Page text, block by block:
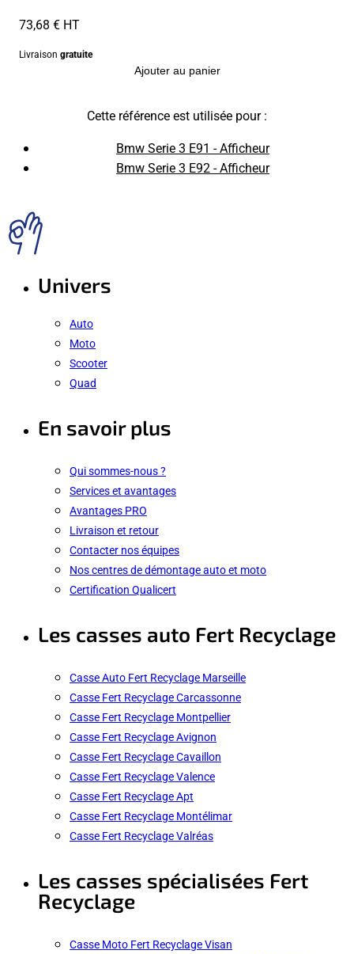
73,68 € HT
Livraison gratuite
Ajouter au panier
Cette référence est utilisée pour :
Bmw Serie 3 E91 - Afficheur
Bmw Serie 3 E92 - Afficheur
Univers
Auto
Moto
Scooter
Quad
En savoir plus
Qui sommes-nous ?
Services et avantages
Avantages PRO
Livraison et retour
Contacter nos équipes
Nos centres de démontage auto et moto
Certification Qualicert
Les casses auto Fert Recyclage
Casse Auto Fert Recyclage Marseille
Casse Fert Recyclage Carcassonne
Casse Fert Recyclage Montpellier
Casse Fert Recyclage Avignon
Casse Fert Recyclage Cavaillon
Casse Fert Recyclage Valence
Casse Fert Recyclage Apt
Casse Fert Recyclage Montélimar
Casse Fert Recyclage Valréas
Les casses spécialisées Fert
Recyclage
Casse Moto Fert Recyclage Visan